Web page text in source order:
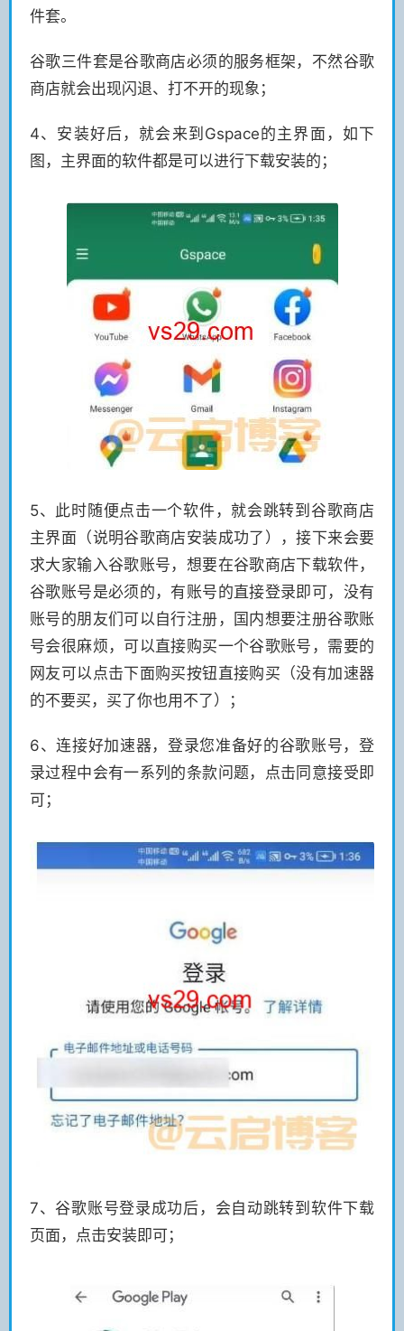
件套。
谷歌三件套是谷歌商店必须的服务框架，不然谷歌
商店就会出现闪退、打不开的现象；
4、安装好后，就会来到Gspace的主界面，如下
图，主界面的软件都是可以进行下载安装的；
5、此时随便点击一个软件，就会跳转到谷歌商店
主界面（说明谷歌商店安装成功了），接下来会要
求大家输入谷歌账号，想要在谷歌商店下载软件，
谷歌账号是必须的，有账号的直接登录即可，没有
账号的朋友们可以自行注册，国内想要注册谷歌账
号会很麻烦，可以直接购买一个谷歌账号，需要的
网友可以点击下面购买按钮直接购买（没有加速器
的不要买，买了你也用不了）；
6、连接好加速器，登录您准备好的谷歌账号，登
录过程中会有一系列的条款问题，点击同意接受即
可；
7、谷歌账号登录成功后，会自动跳转到软件下载
页面，点击安装即可；